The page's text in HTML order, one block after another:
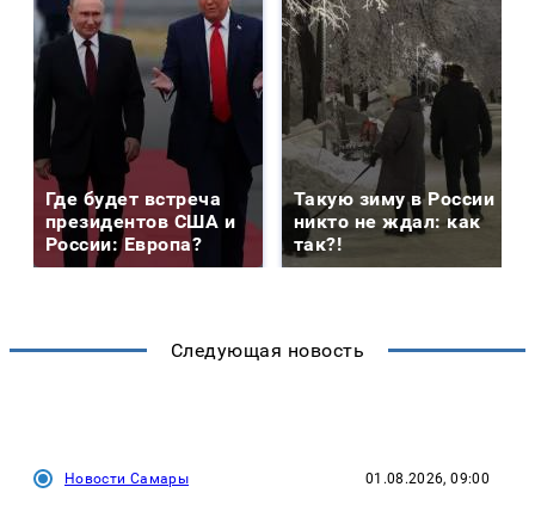
Где будет встреча
президентов США и
России: Европа?
Такую зиму в России
никто не ждал: как
так?!
Следующая новость
Новости Самары 01.08.2026, 09:00